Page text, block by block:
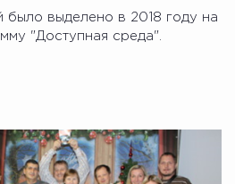
было выделено в 2018 году на
"Доступная среда".